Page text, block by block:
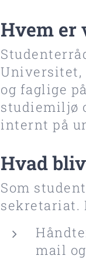
Hvem er
Universitet,
og faglige
studiemiljø
internt på
Hvad
Som
sekretariat.
mail